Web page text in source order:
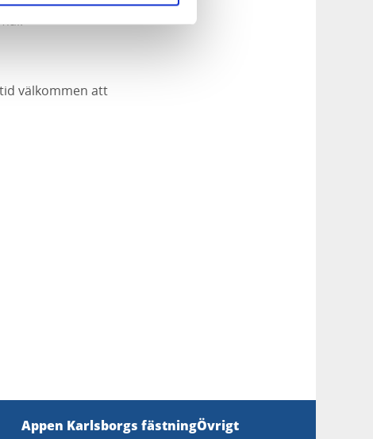
välkommen att
Appen Karlsborgs fästningÖvrigt